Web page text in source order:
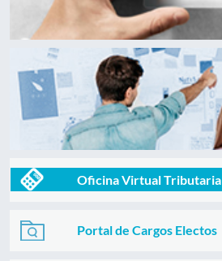
Oficina Virtual Tributaria
Portal de Cargos Electos